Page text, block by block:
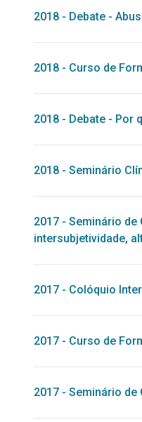
2018 - Debate -
2018 - Curso de
2018 - Debate - Por
2018 - Seminário
2017 - Seminário de
intersubjetividade,
2017 - Colóquio
2017 - Curso de
2017 - Seminário de